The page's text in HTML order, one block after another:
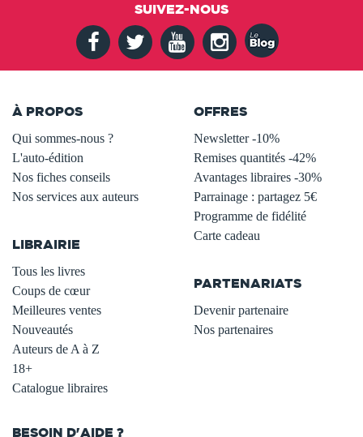
SUIVEZ-NOUS
À PROPOS
Qui sommes-nous ?
L'auto-édition
Nos fiches conseils
Nos services aux auteurs
LIBRAIRIE
Tous les livres
Coups de cœur
Meilleures ventes
Nouveautés
Auteurs de A à Z
18+
Catalogue libraires
OFFRES
Newsletter -10%
Remises quantités -42%
Avantages libraires -30%
Parrainage : partagez 5€
Programme de fidélité
Carte cadeau
PARTENARIATS
Devenir partenaire
Nos partenaires
BESOIN D'AIDE ?